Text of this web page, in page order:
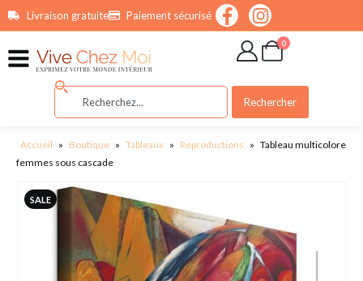
principalLivraison gratuite Paiement sécurisé
0
Rechercher
Accueil » Boutique » Tableaux » Reproductions » Tableau multicolore
femmes sous cascade
SALE